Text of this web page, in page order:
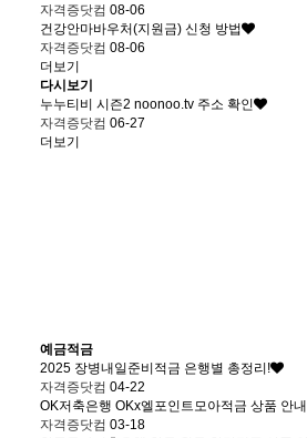
자격증닷컴 08-06
건강안마바우처(지원금) 신청 방법
자격증닷컴 08-06
더보기
다시보기
누누티비 시즌2 noonoo.tv 주소 확인
자격증닷컴 06-27
더보기
예금적금
2025 장병내일준비적금 은행별 총정리!
자격증닷컴 04-22
OK저축은행 OKx엘포인트모아적금 상품 안
자격증닷컴 03-18